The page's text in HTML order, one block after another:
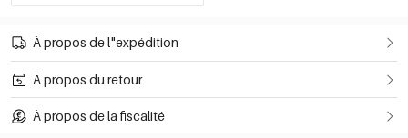
À propos de l"expédition
À propos du retour
À propos de la fiscalité